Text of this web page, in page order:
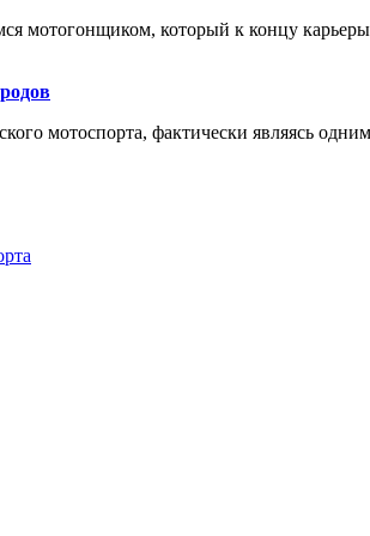
мотогонщиком, который к концу
мотоспорта, фактически являясь